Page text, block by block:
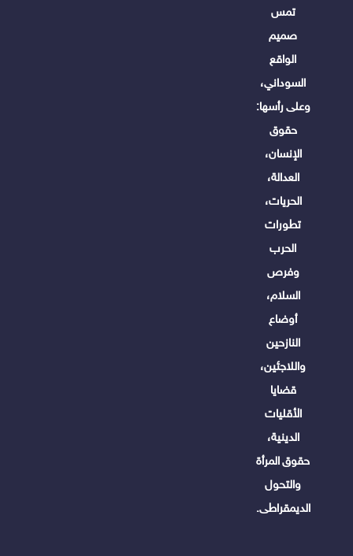
تمس
صميم
الواقع
السوداني،
وعلى رأسها:
حقوق
الإنسان،
العدالة،
الحريات،
تطورات
الحرب
وفرص
السلام،
أوضاع
النازحين
واللاجئين،
قضايا
الأقليات
الدينية،
حقوق المرأة
والتحول
الديمقراطى.